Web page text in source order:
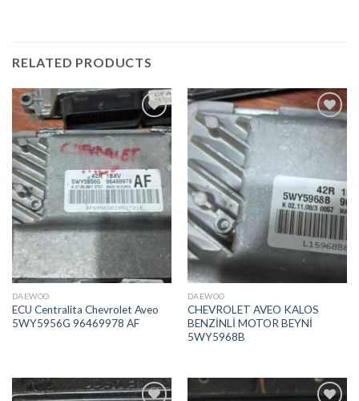
RELATED PRODUCTS
İstek
Listeme
Ekle
DAEWOO
ECU Centralita Chevrolet Aveo
5WY5956G 96469978 AF
Listeme
Ekle
DAEWOO
CHEVROLET AVEO KALOS
BENZİNLİ MOTOR BEYNİ
5WY5968B